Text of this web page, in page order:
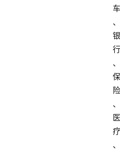
车
、
银
行
、
保
险
、
医
疗
、